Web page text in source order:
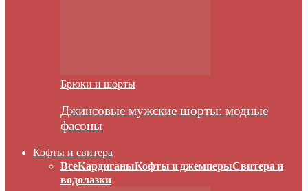
Брюки и шорты
Джинсовые мужские шорты: модные
фасоны
Кофты и свитера
ВсеКардиганыКофты и джемперыСвитера и
водолазки